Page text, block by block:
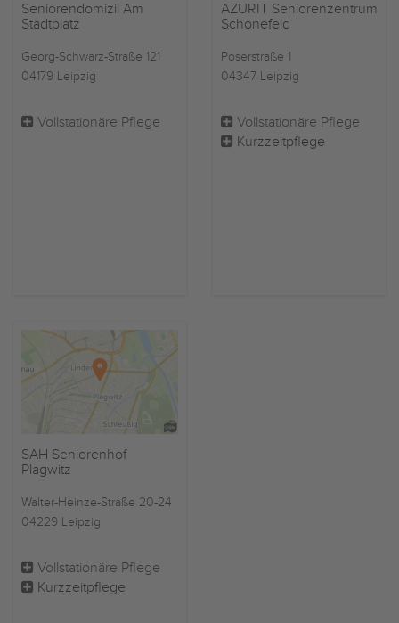
Seniorendomizil Am
Stadtplatz
Georg-Schwarz-Straße 121
04179 Leipzig
Vollstationäre Pflege
AZURIT Seniorenzentrum
Schönefeld
Poserstraße 1
04347 Leipzig
Vollstationäre Pflege
Kurzzeitpflege
SAH Seniorenhof
Plagwitz
Walter-Heinze-Straße 20-24
04229 Leipzig
Vollstationäre Pflege
Kurzzeitpflege